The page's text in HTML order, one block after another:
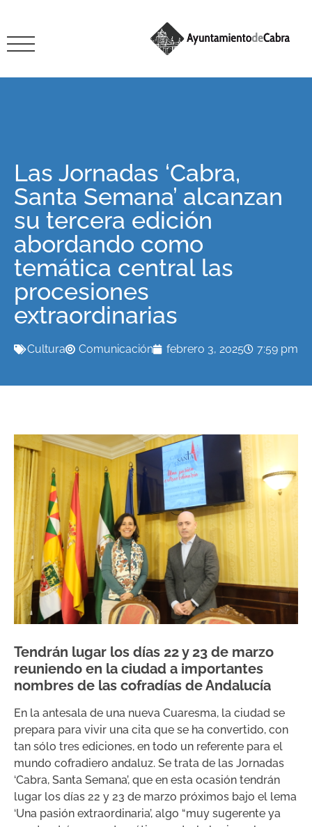
Las Jornadas ‘Cabra,
Santa Semana’ alcanzan
su tercera edición
abordando como
temática central las
procesiones
extraordinarias
Cultura Comunicación febrero 3, 2025 7:59 pm
Tendrán lugar los días 22 y 23 de marzo
reuniendo en la ciudad a importantes
nombres de las cofradías de Andalucía
En la antesala de una nueva Cuaresma, la ciudad se
prepara para vivir una cita que se ha convertido, con
tan sólo tres ediciones, en todo un referente para el
mundo cofradiero andaluz. Se trata de las Jornadas
‘Cabra, Santa Semana’, que en esta ocasión tendrán
lugar los días 22 y 23 de marzo próximos bajo el lema
‘Una pasión extraordinaria’, algo “muy sugerente ya